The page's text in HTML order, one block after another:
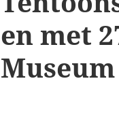
en met